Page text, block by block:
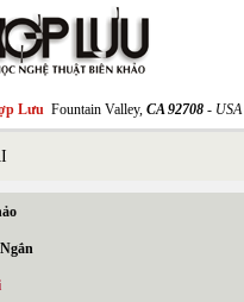
Lưu Fountain Valley, CA 92708 - USA